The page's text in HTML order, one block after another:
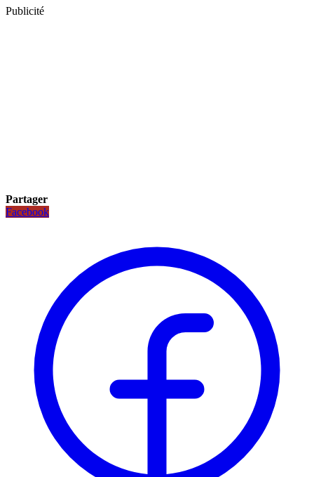
Publicité
Partager
Facebook